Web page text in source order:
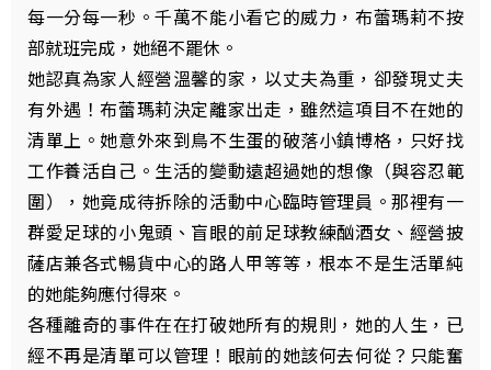
每一分每一秒。千萬不能小看它的威力，布蕾瑪莉不按
部就班完成，她絕不罷休。
她認真為家人經營溫馨的家，以丈夫為重，卻發現丈夫
有外遇！布蕾瑪莉決定離家出走，雖然這項目不在她的
清單上。她意外來到鳥不生蛋的破落小鎮博格，只好找
工作養活自己。生活的變動遠超過她的想像（與容忍範
圍），她竟成待拆除的活動中心臨時管理員。那裡有一
群愛足球的小鬼頭、盲眼的前足球教練酗酒女、經營披
薩店兼各式暢貨中心的路人甲等等，根本不是生活單純
的她能夠應付得來。
各種離奇的事件在在打破她所有的規則，她的人生，已
經不再是清單可以管理！眼前的她該何去何從？只能奮